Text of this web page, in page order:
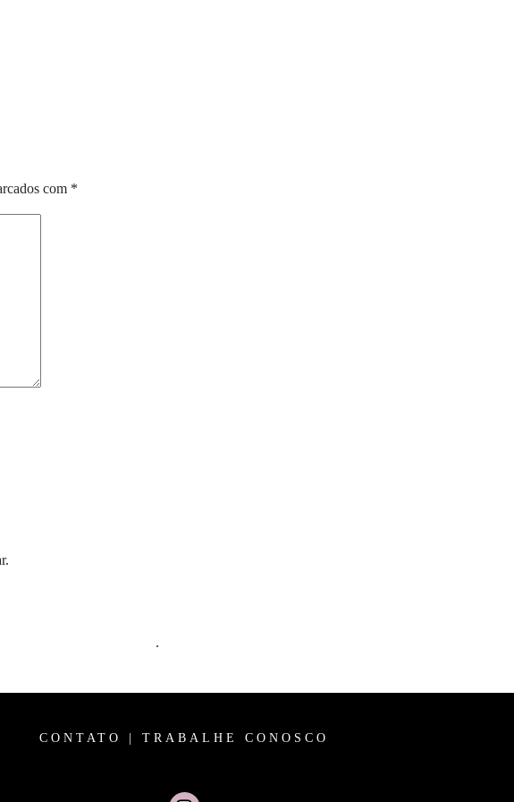
com *
.
CONTATO TRABALHE CONOSCO